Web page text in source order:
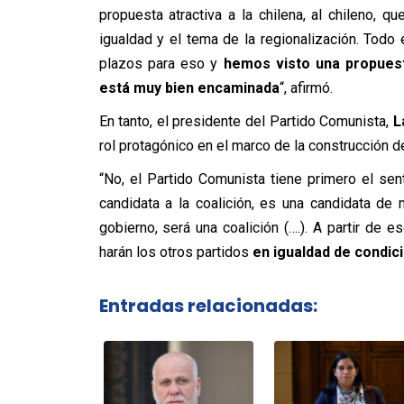
propuesta atractiva a la chilena, al chileno,
igualdad y el tema de la regionalización.
plazos para eso y hemos visto una
está muy bien encaminada“, afirmó.
En tanto, el presidente del Partido Comunista,
rol protagónico en el marco de la construcción
“No, el Partido Comunista tiene primero el
candidata a la coalición, es una candidata
gobierno, será una coalición (….). A partir de
harán los otros partidos en igualdad de
Entradas relacionadas: